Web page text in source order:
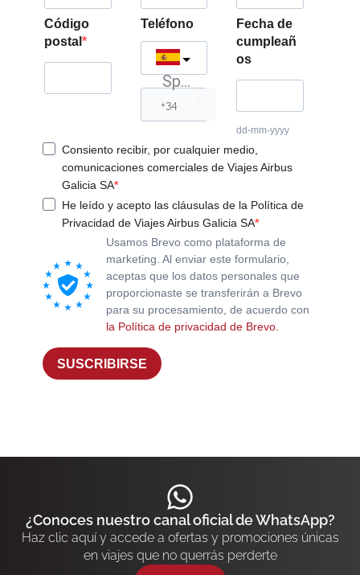
Código
postal
Teléfono
Spain
Fecha de
cumpleañ
os
dd-mm-yyyy
Consiento recibir, por cualquier medio,
comunicaciones comerciales de Viajes Airbus
Galicia SA
He leído y acepto las cláusulas de la Política de
Privacidad de Viajes Airbus Galicia SA
Usamos Brevo como plataforma de
marketing. Al enviar este formulario,
aceptas que los datos personales que
proporcionaste se transferirán a Brevo
para su procesamiento, de acuerdo con
la Política de privacidad de Brevo.
SUSCRIBIRSE
¿Conoces nuestro canal oficial de WhatsApp?
Haz clic aquí y accede a ofertas y promociones únicas
en viajes que no querrás perderte